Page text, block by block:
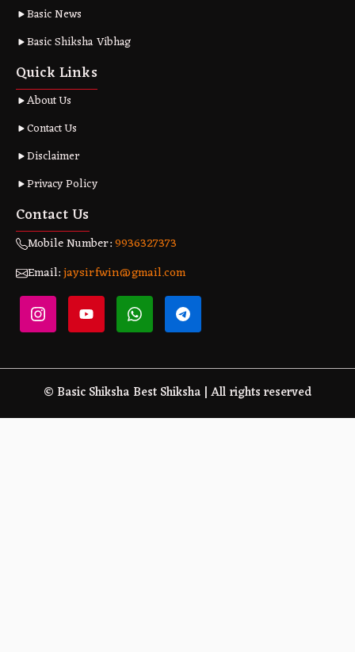
Basic News
Basic Shiksha Vibhag
Quick Links
About Us
Contact Us
Disclaimer
Privacy Policy
Contact Us
Mobile Number:9936327373
Email:jaysirfwin@gmail.com
© Basic Shiksha Best Shiksha | All rights reserved